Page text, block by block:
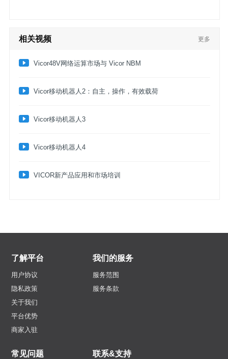
相关视频 更多
Vicor48V网络运算市场与 Vicor NBM
​Vicor移动机器人2：自主，操作，有效载荷
​Vicor移动机器人3
​Vicor移动机器人4
VICOR新产品应用和市场培训
了解平台
用户协议
隐私政策
关于我们
平台优势
商家入驻
我们的服务
服务范围
服务条款
常见问题 联系&支持